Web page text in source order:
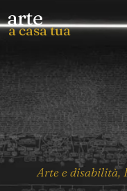
arte
a casa tua
Arte e disabilità,